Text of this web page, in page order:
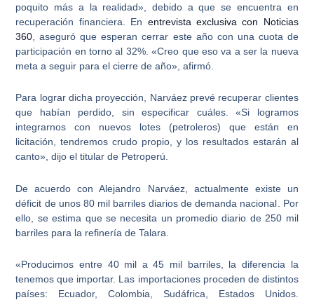
poquito más a la realidad», debido a que se encuentra en
recuperación financiera. En entrevista exclusiva con Noticias
360 , aseguró que esperan cerrar este año con una cuota de
participación en torno al 32%. «Creo que eso va a ser la nueva
meta a seguir para el cierre de año», afirmó.
Para lograr dicha proyección, Narváez prevé recuperar clientes
que habían perdido , sin especificar cuáles. «Si logramos
integrarnos con nuevos lotes (petroleros) que están en
licitación, tendremos crudo propio, y los resultados estarán al
canto», dijo el titular de Petroperú.
De acuerdo con Alejandro Narváez, actualmente existe un
déficit de unos 80 mil barriles diarios de demanda nacional . Por
ello, se estima que se necesita un promedio diario de 250 mil
barriles para la refinería de Talara.
«Producimos entre 40 mil a 45 mil barriles, la diferencia la
tenemos que importar. Las importaciones proceden de distintos
países: Ecuador, Colombia, Sudáfrica, Estados Unidos.